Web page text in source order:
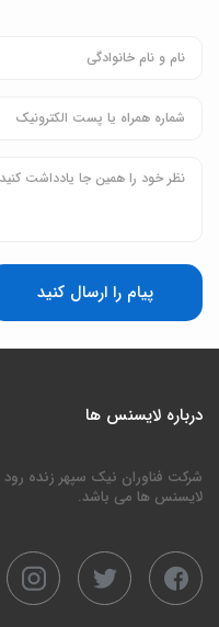
پیام را ارسال کنید
درباره لایسنس ها
شرکت فناوران نیک سپهر زنده رود
لایسنس ها می باشد.